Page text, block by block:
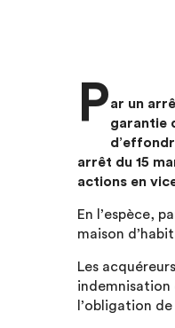
Par un
garantie
arrêt du 15
actions en
En l’espèce,
maison
Les
indemnisation
l’obligation